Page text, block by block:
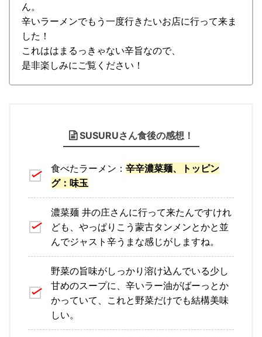
ん。
辛いラーメンでもう一度行きたいお店に行って来ま
した！
これははまるっきゃない辛旨なので、
是非楽しみにご覧ください！
SUSURUさん食後の感想！
食べたラーメン： 辛辛濃菜麺、トッピン
グ：味玉
濃菜麺 井の庄さんに行って来たんですけれ
ども、やっぱりこう蒙古タンメンとかと並
んでジャスト辛うまな感じがしますね。
野菜の旨味がしっかり溶け込んでいる少し
甘めのスープに、辛いラー油がばーっとか
かっていて、これと野菜だけでも結構美味
しい。